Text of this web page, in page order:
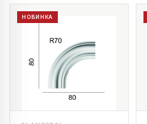
НОВИНКА